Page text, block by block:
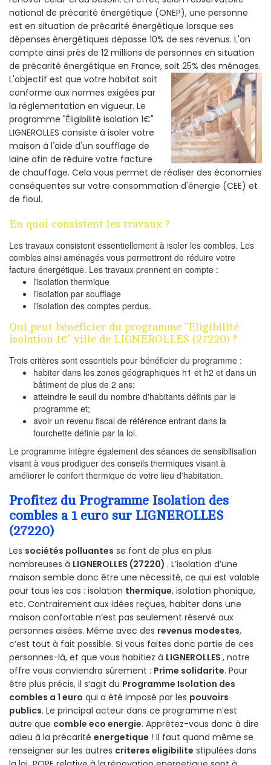
national de précarité énergétique (ONEP), une personne
est en situation de précarité énergétique lorsque ses
dépenses énergétiques dépasse 10% de ses revenus. L'on
compte ainsi près de 12 millions de personnes en situation
de précarité énergétique en France, soit 25% des ménages.
L'objectif est que votre habitat soit
conforme aux normes exigées par
la réglementation en vigueur. Le
programme "Éligibilité isolation 1€"
LIGNEROLLES consiste à isoler votre
maison à l'aide d'un soufflage de
laine afin de réduire votre facture
de chauffage. Cela vous permet de réaliser des économies
conséquentes sur votre consommation d'énergie (CEE) et
de fioul.
En quoi consistent les travaux ?
Les travaux consistent essentiellement à isoler les combles. Les
combles ainsi aménagés vous permettront de réduire votre
facture énergétique. Les travaux prennent en compte :
l'isolation thermique
l'isolation par soufflage
l'isolation des comptes perdus.
Qui peut bénéficier du programme "Eligibilité
isolation 1€" ville de LIGNEROLLES (27220) ?
Trois critères sont essentiels pour bénéficier du programme :
habiter dans les zones géographiques h1 et h2 et dans un
bâtiment de plus de 2 ans;
atteindre le seuil du nombre d'habitants définis par le
programme et;
avoir un revenu fiscal de référence entrant dans la
fourchette définie par la loi.
Le programme intègre également des séances de sensibilisation
visant à vous prodiguer des conseils thermiques visant à
améliorer le confort thermique de votre lieu d'habitation.
Profitez du Programme Isolation des
combles a 1 euro sur LIGNEROLLES
(27220)
Les sociétés polluantes se font de plus en plus
nombreuses à LIGNEROLLES (27220) . L’isolation d’une
maison semble donc être une nécessité, ce qui est valable
pour tous les cas : isolation thermique, isolation phonique,
etc. Contrairement aux idées reçues, habiter dans une
maison confortable n’est pas seulement réservé aux
personnes aisées. Même avec des revenus modestes,
c’est tout à fait possible. Si vous faites donc partie de ces
personnes-là, et que vous habitiez à LIGNEROLLES , notre
offre vous conviendra sûrement : Prime solidarite. Pour
être plus précis, il s’agit du Programme Isolation des
combles a 1 euro qui a été imposé par les pouvoirs
publics. Le principal acteur dans ce programme n’est
autre que comble eco energie. Apprêtez-vous donc à dire
adieu à la précarité energetique ! Il faut quand même se
renseigner sur les autres criteres eligibilite stipulées dans